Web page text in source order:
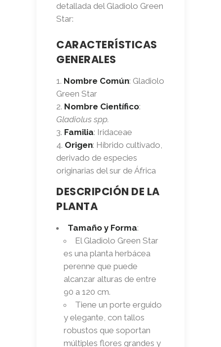
detallada del Gladiolo Green
Star:
CARACTERÍSTICAS
GENERALES
Nombre Común: Gladiolo
Green Star
Nombre Científico:
Gladiolus spp.
Familia: Iridaceae
Origen: Híbrido cultivado,
derivado de especies
originarias del sur de África
DESCRIPCIÓN DE LA
PLANTA
Tamaño y Forma:
El Gladiolo Green Star
es una planta herbácea
perenne que puede
alcanzar alturas de entre
90 a 120 cm.
Tiene un porte erguido
y elegante, con tallos
robustos que soportan
múltiples flores grandes y